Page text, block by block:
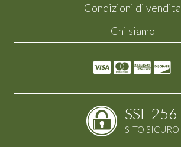
Condizioni di vendita
Chi siamo
SSL-256
SITO SICURO